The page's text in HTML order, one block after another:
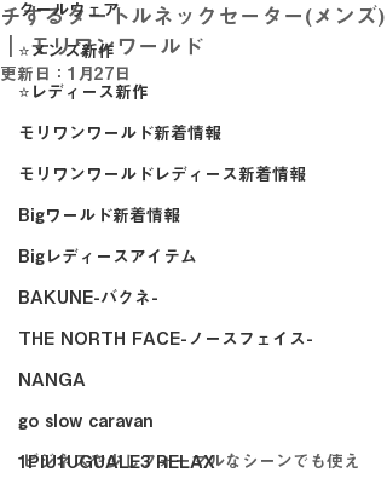
クールウェア
⭐メンズ新作
⭐レディース新作
モリワンワールド新着情報
モリワンワールドレディース新着情報
Bigワールド新着情報
Bigレディースアイテム
BAKUNE-バクネ-
THE NORTH FACE-ノースフェイス-
NANGA
go slow caravan
1PIU1UGUALE3 RELAX
チするタートルネックセーター(メンズ)
｜ モリワンワールド
更新日： 1月27日
ビジネスや少しフォーマルなシーンでも使え